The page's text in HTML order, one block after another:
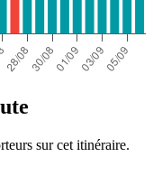
sur cet itinéraire.